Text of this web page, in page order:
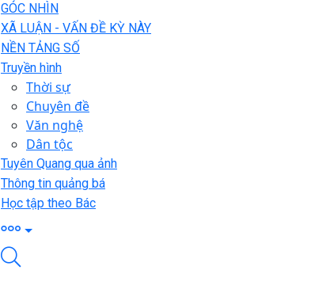
GÓC NHÌN
XÃ LUẬN - VẤN ĐỀ KỲ NÀY
NỀN TẢNG SỐ
Truyền hình
Thời sự
Chuyên đề
Văn nghệ
Dân tộc
Tuyên Quang qua ảnh
Thông tin quảng bá
Học tập theo Bác